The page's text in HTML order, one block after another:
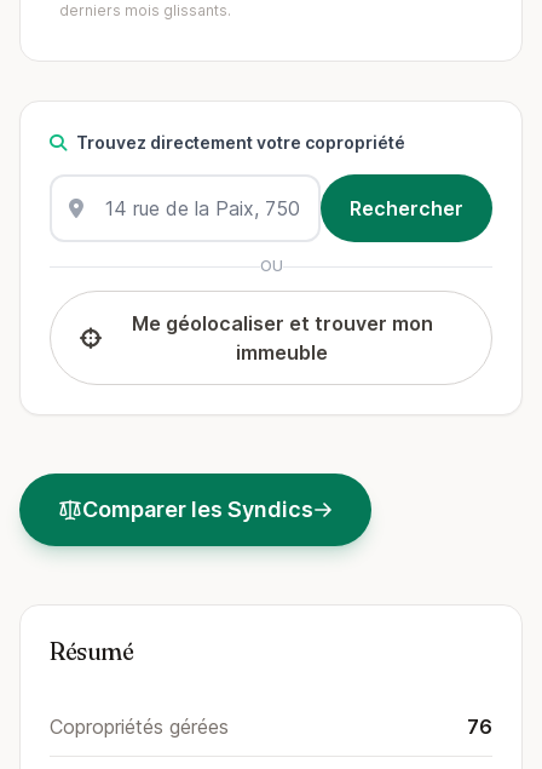
derniers mois glissants.
Trouvez directement votre copropriété
OU
Me géolocaliser et trouver mon
immeuble
Comparer les Syndics
Résumé
Copropriétés gérées 76